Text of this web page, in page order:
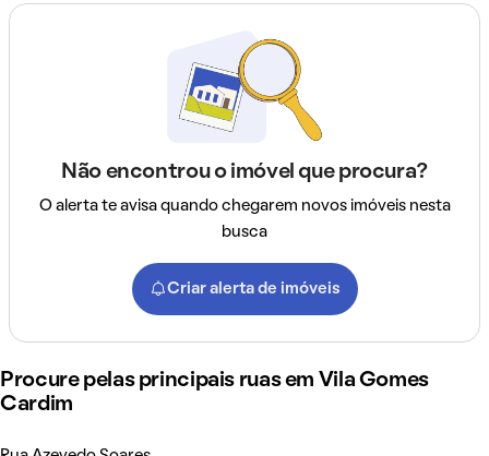
Não encontrou o imóvel que procura?
O alerta te avisa quando chegarem novos imóveis nesta
busca
Criar alerta de imóveis
Procure pelas principais ruas em Vila Gomes
Cardim